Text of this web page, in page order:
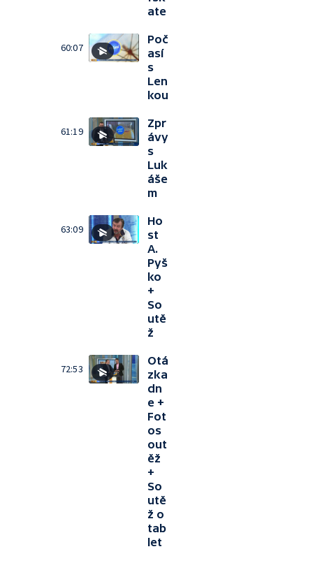
ate
60:07
Poč
así
s
Len
kou
61:19
Zpr
ávy
s
Luk
áše
m
63:09
Ho
st
A.
Pyš
ko
+
So
utě
ž
72:53
Otá
zka
dn
e +
Fot
os
out
ěž
+
So
utě
ž o
tab
let